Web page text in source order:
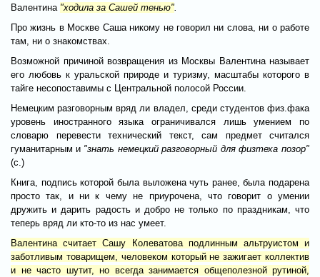
Валентина "ходила за Сашей тенью"
Про жизнь в Москве Саша никому не говорил ни слова, ни о работе
там, ни о знакомствах.
Возможной причиной возвращения из Москвы Валентина называет
его любовь к уральской природе и туризму, масштабы которого в
тайге несопоставимы с Центральной полосой России.
Немецким разговорным вряд ли владел, среди студентов физ.фака
уровень иностранного языка ограничивался лишь умением по
словарю перевести технический текст, сам предмет считался
гуманитарным и "знать немецкий разговорный для физтеха позор"
(с.)
Книга, подпись которой была выложена чуть ранее, была подарена
просто так, и ни к чему не приурочена, что говорит о умении
дружить и дарить радость и добро не только по праздникам, что
теперь вряд ли кто-то из нас умеет.
Валентина считает Сашу Колеватова подлинным альтруистом и
заботливым товарищем, человеком который не зажигает коллектив
и не часто шутит, но всегда занимается общеполезной рутиной,